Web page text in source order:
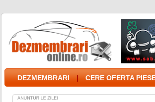
DEZMEMBRARI | CERE OFERTA